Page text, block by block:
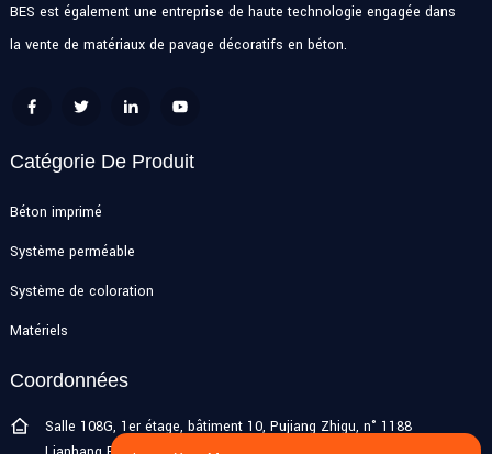
BES est également une entreprise de haute technologie engagée dans
la vente de matériaux de pavage décoratifs en béton.
Catégorie De Produit
Béton imprimé
Système perméable
Système de coloration
Matériels
Coordonnées
Salle 108G, 1er étage, bâtiment 10, Pujiang Zhigu, n° 1188